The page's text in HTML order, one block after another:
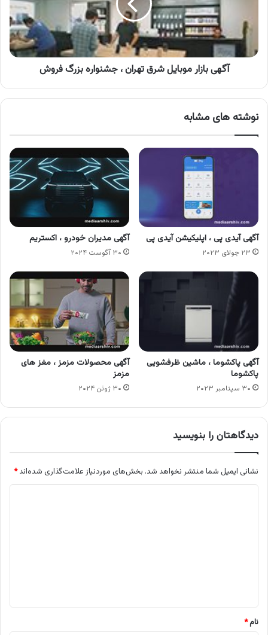
جشنواره
فروش
آگهی بازار موبایل شرق تهران ، جشنواره بزرگ فروش
نوشته های مشابه
آگهی آیدی پی ، اپلیکیشن آیدی پی
۲۳ جولای ۲۰۲۳
آگهی مدیران خودرو ، اکستریم
۳۰ آگوست ۲۰۲۴
آگهی پاکشوما ، ماشین ظرفشویی
پاکشوما
۳۰ سپتامبر ۲۰۲۳
آگهی محصولات مزمز ، مغز های
مزمز
۳۰ ژوئن ۲۰۲۴
دیدگاهتان را بنویسید
نشانی ایمیل شما منتشر نخواهد شد. بخش‌های موردنیاز علامت‌گذاری شده‌اند*
نام*